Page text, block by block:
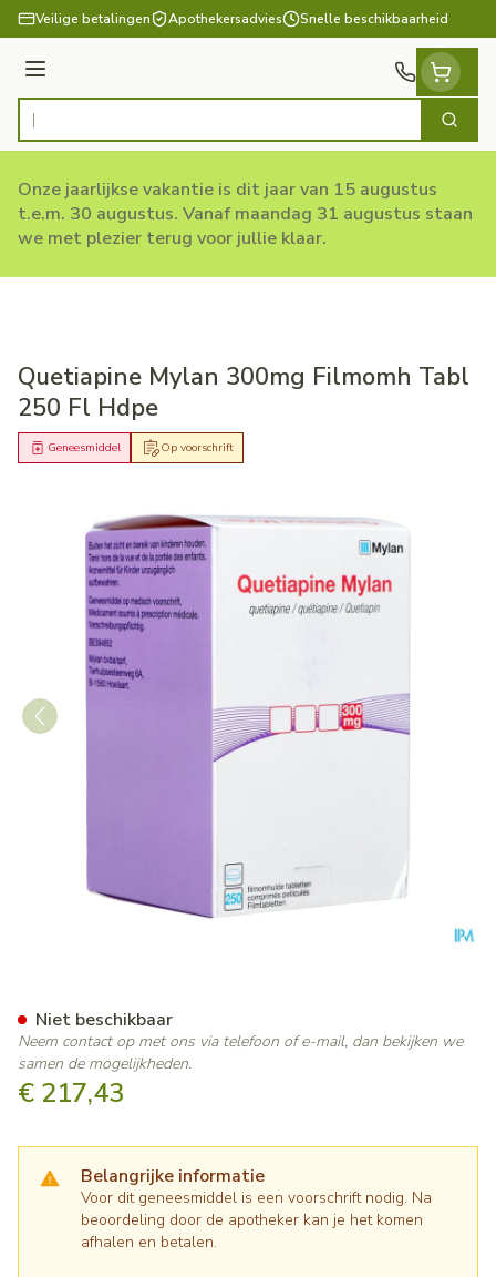
Ga naar de inhoud
Veilige betalingen Apothekersadvies Snelle beschikbaarheid
Menu
Product, merk, categorie... Zoek
Onze jaarlijkse vakantie is dit jaar van 15 augustus
t.e.m. 30 augustus. Vanaf maandag 31 augustus staan
we met plezier terug voor jullie klaar.
Quetiapine Mylan 300mg Filmomh Tabl
250 Fl Hdpe
Op voorschrift
Geneesmiddel
€ 217,43
Belangrijke informatie
Voor dit geneesmiddel is een voorschrift nodig. Na
beoordeling door de apotheker kan je het komen
afhalen en betalen.
Niet beschikbaar
Neem contact op met ons via telefoon of e-mail, dan bekijken we
samen de mogelijkheden.